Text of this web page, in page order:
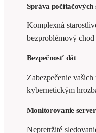
Správa počítačových
Komplexná
bezproblémový chod
Bezpečnosť dát
Zabezpečenie
kybernetickým
Monitorovanie
Nepretržité